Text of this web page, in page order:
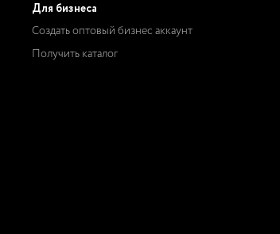
Для бизнеса
Создать оптовый бизнес аккаунт
Получить каталог